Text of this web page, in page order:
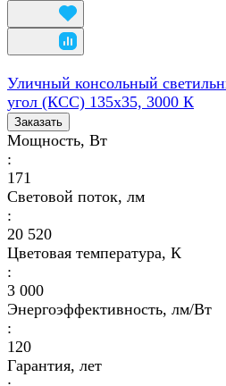
Уличный консольный
угол (КСС) 135х35, 3000 К
Заказать
Мощность, Вт
:
171
Световой поток, лм
:
20 520
Цветовая температура, К
:
3 000
Энергоэффективность, лм/Вт
:
120
Гарантия, лет